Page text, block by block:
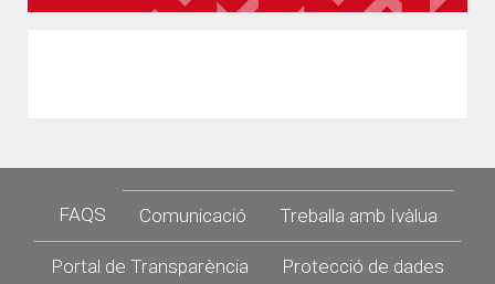
Footer
FAQS Comunicació Treballa amb Ivàlua
Portal de Transparència Protecció de dades